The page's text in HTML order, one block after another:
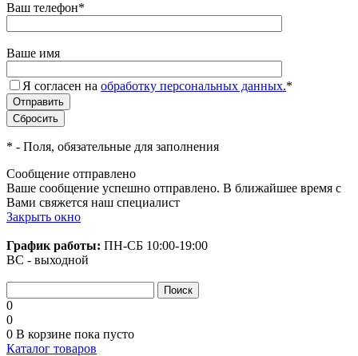
Ваш телефон*
Ваше имя
Я согласен на обработку персональных данных.*
* - Поля, обязательные для заполнения
Сообщение отправлено
Ваше сообщение успешно отправлено. В ближайшее время с
Вами свяжется наш специалист
Закрыть окно
График работы: ПН-СБ 10:00-19:00
ВС - выходной
0
0
0 В корзине пока пусто
Каталог товаров